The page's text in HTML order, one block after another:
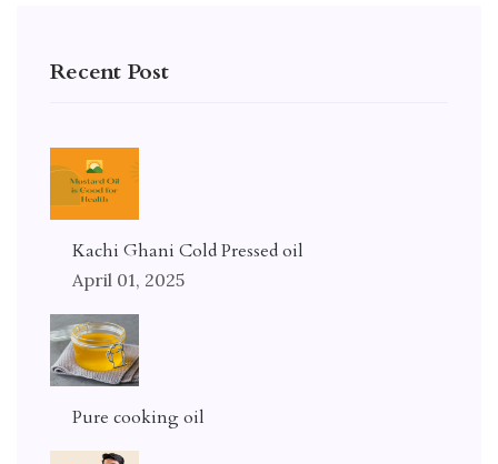
Recent Post
Kachi Ghani Cold Pressed oil
April 01, 2025
Pure cooking oil